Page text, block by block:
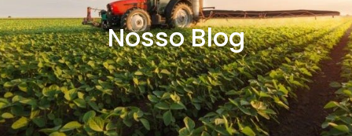
Nosso Blog